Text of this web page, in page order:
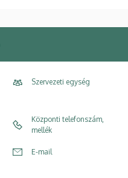
Szervezeti egység
Központi telefonszám,
mellék
E-mail